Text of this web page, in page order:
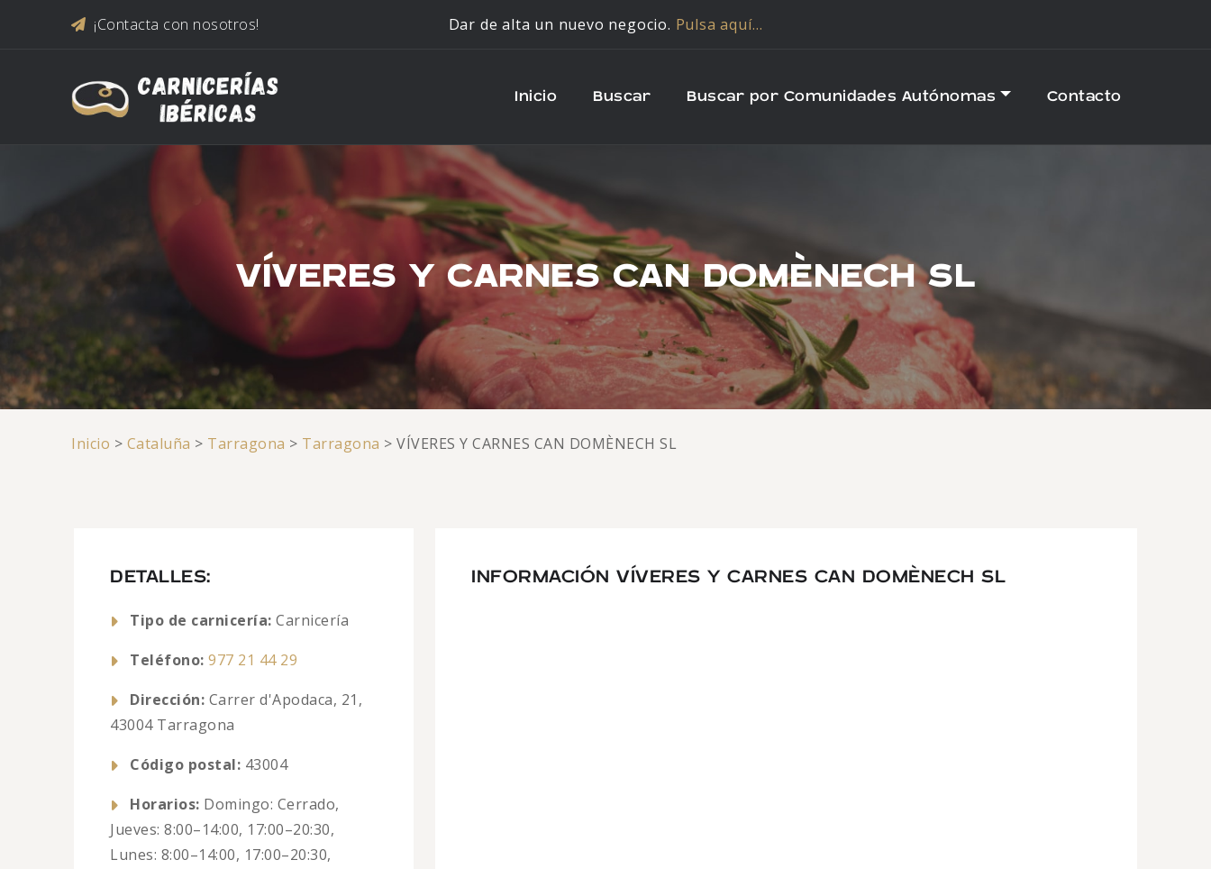
¡Contacta con nosotros! Dar de alta un nuevo negocio. Pulsa aquí…
Inicio Buscar Buscar por Comunidades Autónomas Contacto
VÍVERES Y CARNES CAN DOMÈNECH SL
Inicio > Cataluña > Tarragona > Tarragona >VÍVERES Y CARNES CAN DOMÈNECH SL
DETALLES:
Tipo de carnicería: Carnicería
Teléfono: 977 21 44 29
Dirección: Carrer d'Apodaca, 21,
43004 Tarragona
Código postal: 43004
Horarios: Domingo: Cerrado,
Jueves: 8:00–14:00, 17:00–20:30,
Lunes: 8:00–14:00, 17:00–20:30,
INFORMACIÓN VÍVERES Y CARNES CAN DOMÈNECH SL